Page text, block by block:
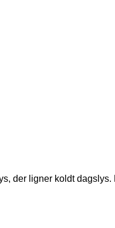
der ligner koldt